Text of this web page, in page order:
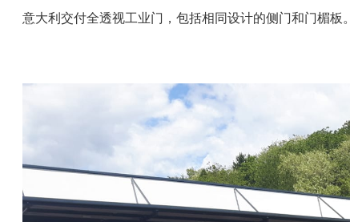
意大利交付全透视工业门，包括相同设计的侧门和门楣板。